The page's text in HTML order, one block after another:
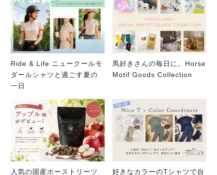
Ride & Life ニュークールモ
ダールシャツと過ごす夏の
一日
馬好きさんの毎日に。Horse
Motif Goods Collection
人気の国産ホーストリーツ
好きなカラーのTシャツで自